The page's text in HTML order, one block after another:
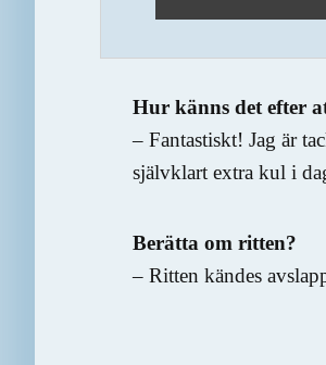
Hur känns det efter
– Fantastiskt! Jag är
självklart extra kul i
Berätta om ritten?
– Ritten kändes